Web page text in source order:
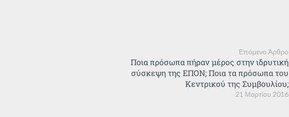
Επόμενο Άρθρο
21 Μαρτίου 2016
Ποια πρόσωπα πήραν μέρος στην ιδρυτική
σύσκεψη της ΕΠΟΝ; Ποια τα πρόσωπα του
Κεντρικού της Συμβουλίου;